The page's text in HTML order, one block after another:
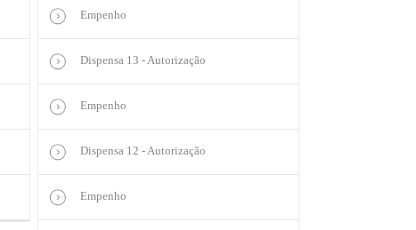
Empenho
Dispensa 13 - Autorização
Empenho
Dispensa 12 - Autorização
Empenho